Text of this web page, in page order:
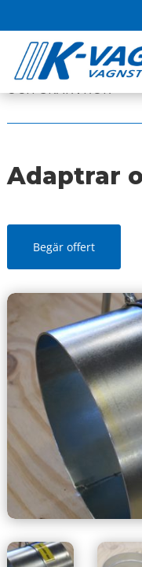
HOME | BUTIK|
OCH SKARVRÖR
Adaptrar
Begär offert